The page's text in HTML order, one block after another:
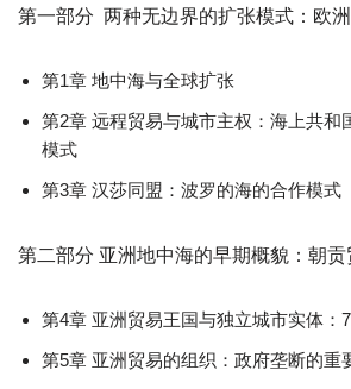
第一部分 两种无边界的扩张模式：欧
第1章 地中海与全球扩张
第2章 远程贸易与城市主权：海上共和
模式
第3章 汉莎同盟：波罗的海的合作模式
第二部分 亚洲地中海的早期概貌：朝
第4章 亚洲贸易王国与独立城市实体：
第5章 亚洲贸易的组织：政府垄断的重